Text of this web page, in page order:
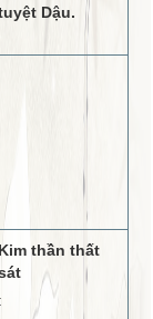
Dậu.
Kim thần thất
: